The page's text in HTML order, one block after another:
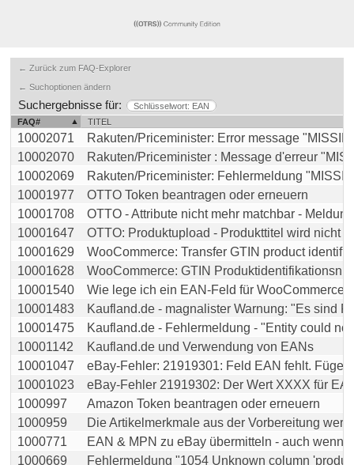
← Zurück zum FAQ-Explorer
← Suchoptionen ändern
Suchergebnisse für:
Schlüsselwort: EAN
FAQ#
TITEL
10002071
Rakuten/Priceminister: Error message
10002070
Rakuten/Priceminister : Message d'erreur
10002069
Rakuten/Priceminister: Fehlermeldung
10001977
OTTO Token beantragen oder erneuern
10001708
OTTO - Attribute nicht mehr matchbar -
10001647
OTTO: Produktupload - Produkttitel wird nicht
10001629
WooCommerce: Transfer GTIN product
10001628
WooCommerce: GTIN
10001540
Wie lege ich ein EAN-Feld für WooCommerce
10001483
Kaufland.de - magnalister Warnung: "Es sind
10001475
Kaufland.de - Fehlermeldung - "Entity could not
10001142
Kaufland.de und Verwendung von EANs
10001047
eBay-Fehler: 21919301: Feld EAN fehlt. Fügen
10001023
eBay-Fehler 21919302: Der Wert XXXX für
1000997
Amazon Token beantragen oder erneuern
1000959
Die Artikelmerkmale aus der Vorbereitung
1000771
EAN & MPN zu eBay übermitteln - auch wenn
1000669
Fehlermeldung "1054 Unknown column